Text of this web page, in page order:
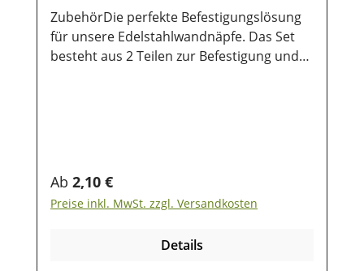
ZubehörDie perfekte Befestigungslösung
für unsere Edelstahlwandnäpfe. Das Set
besteht aus 2 Teilen zur Befestigung und
Regulärer Preis:
Ab 2,10 €
Preise inkl. MwSt. zzgl. Versandkosten
Details